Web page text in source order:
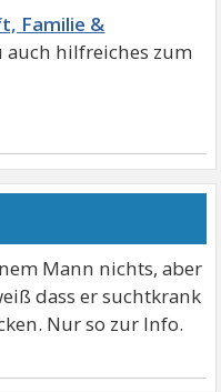
Familie &
Mann nichts, aber
dass er suchtkrank
Nur so zur Info.